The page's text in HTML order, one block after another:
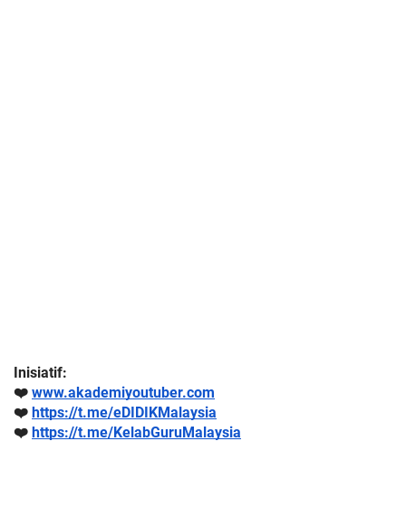
Inisiatif:
❤️ www.akademiyoutuber.com
❤️ https://t.me/eDIDIKMalaysia
❤️ https://t.me/KelabGuruMalaysia